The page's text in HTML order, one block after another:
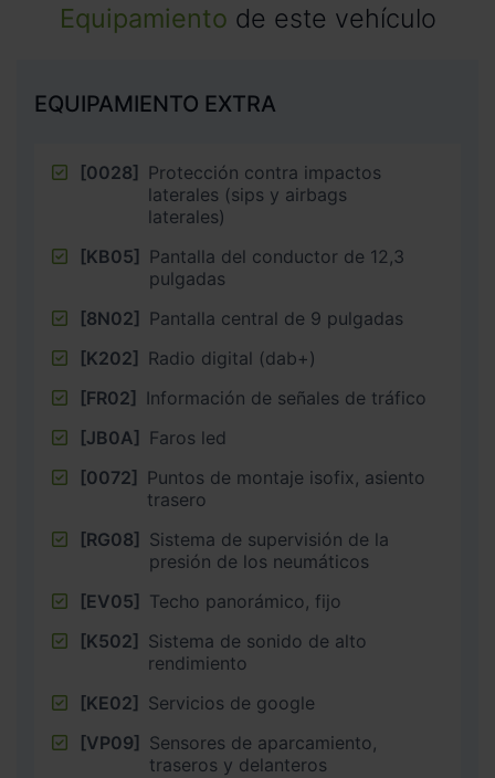
Equipamiento de este vehículo
EQUIPAMIENTO EXTRA
[0028] Protección contra impactos
laterales (sips y airbags
laterales)
[KB05] Pantalla del conductor de 12,3
pulgadas
[8N02] Pantalla central de 9 pulgadas
[K202] Radio digital (dab+)
[FR02] Información de señales de tráfico
[JB0A] Faros led
[0072] Puntos de montaje isofix, asiento
trasero
[RG08] Sistema de supervisión de la
presión de los neumáticos
[EV05] Techo panorámico, fijo
[K502] Sistema de sonido de alto
rendimiento
[KE02] Servicios de google
[VP09] Sensores de aparcamiento,
traseros y delanteros